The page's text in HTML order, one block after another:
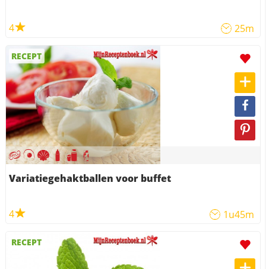
4 25m
RECEPT
Variatiegehaktballen voor buffet
4 1u45m
RECEPT